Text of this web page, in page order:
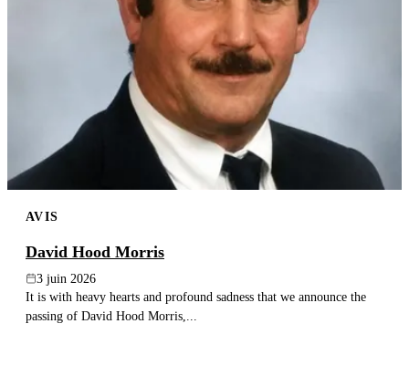
AVIS
David Hood Morris
3 juin 2026
It is with heavy hearts and profound sadness that we announce the
passing of David Hood Morris,...